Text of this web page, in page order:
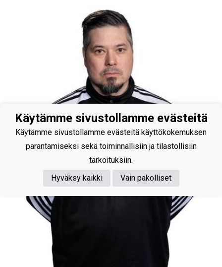
Käytämme sivustollamme evästeitä
Käytämme sivustollamme evästeitä käyttökokemuksen
parantamiseksi sekä toiminnallisiin ja tilastollisiin
tarkoituksiin.
Hyväksy kaikki
Vain pakolliset